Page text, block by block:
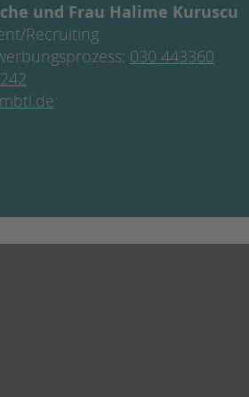
und Frau Halime Kuruscu
Recruiting
030 443360